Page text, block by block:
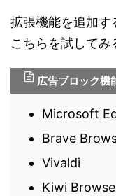
拡張機能を追加す
こちらを試してみ
広告ブロック機
Microsoft
Brave
Vivaldi
Kiwi